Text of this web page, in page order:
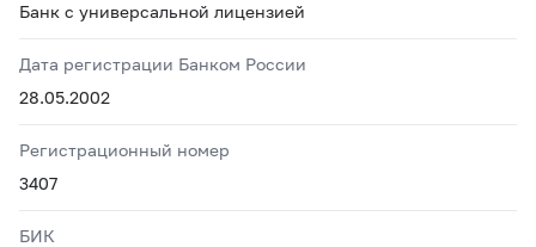
Банк с универсальной лицензией
Дата регистрации Банком России
28.05.2002
Регистрационный номер
3407
БИК